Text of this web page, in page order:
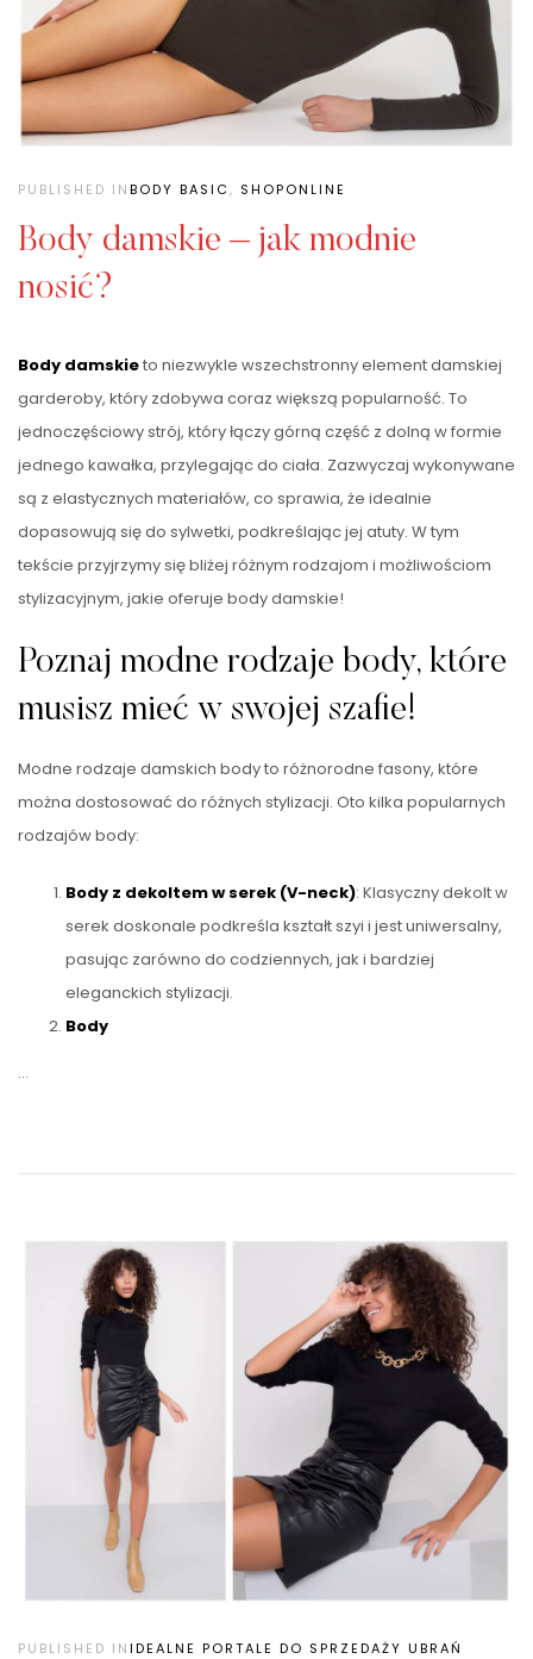
PUBLISHED INBODY BASIC, SHOPONLINE
Body damskie – jak modnie
nosić?
Body damskieto niezwykle wszechstronny element damskiej
garderoby, który zdobywa coraz większą popularność. To
jednoczęściowy strój, który łączy górną część z dolną w formie
jednego kawałka, przylegając do ciała. Zazwyczaj wykonywane
są z elastycznych materiałów, co sprawia, że idealnie
dopasowują się do sylwetki, podkreślając jej atuty. W tym
tekście przyjrzymy się bliżej różnym rodzajom i możliwościom
stylizacyjnym, jakie oferuje body damskie!
Poznaj modne rodzaje body, które
musisz mieć w swojej szafie!
Modne rodzaje damskich body to różnorodne fasony, które
można dostosować do różnych stylizacji. Oto kilka popularnych
rodzajów body:
Body z dekoltem w serek (V-neck): Klasyczny dekolt w
serek doskonale podkreśla kształt szyi i jest uniwersalny,
pasując zarówno do codziennych, jak i bardziej
eleganckich stylizacji.
Body
…
PUBLISHED INIDEALNE PORTALE DO SPRZEDAŻY UBRAŃ